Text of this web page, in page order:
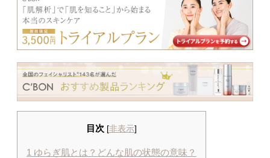
目次 [非表示]
1 ゆらぎ肌とは？どんな肌の状態の意味？